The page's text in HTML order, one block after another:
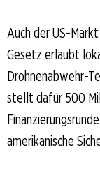
Auch der US-
Gesetz erlaubt
Drohnenabwehr-
stellt dafür 500
amerikanische